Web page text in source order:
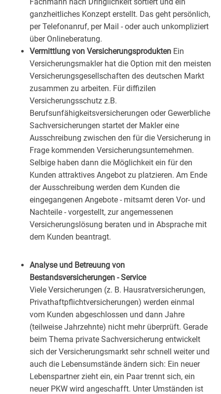
ganzheitliches Konzept erstellt. Das geht persönlich,
per Telefonanruf, per Mail - oder auch unkompliziert
über Onlineberatung.
Vermittlung von Versicherungsprodukten Ein
Versicherungsmakler hat die Option mit den meisten
Versicherungsgesellschaften des deutschen Markt
zusammen zu arbeiten. Für diffizilen
Versicherungsschutz z.B.
Berufsunfähigkeitsversicherungen oder Gewerbliche
Sachversicherungen startet der Makler eine
Ausschreibung zwischen den für die Versicherung in
Frage kommenden Versicherungsunternehmen.
Selbige haben dann die Möglichkeit ein für den
Kunden attraktives Angebot zu platzieren. Am Ende
der Ausschreibung werden dem Kunden die
eingegangenen Angebote - mitsamt deren Vor- und
Nachteile - vorgestellt, zur angemessenen
Versicherungslösung beraten und in Absprache mit
dem Kunden beantragt.
Analyse und Betreuung von
Bestandsversicherungen - Service
Viele Versicherungen (z. B. Hausratversicherungen,
Privathaftpflichtversicherungen) werden einmal
vom Kunden abgeschlossen und dann Jahre
(teilweise Jahrzehnte) nicht mehr überprüft. Gerade
beim Thema private Sachversicherung entwickelt
sich der Versicherungsmarkt sehr schnell weiter und
auch die Lebensumstände ändern sich: Ein neuer
Lebenspartner zieht ein, ein Paar trennt sich, ein
neuer PKW wird angeschafft. Unter Umständen ist